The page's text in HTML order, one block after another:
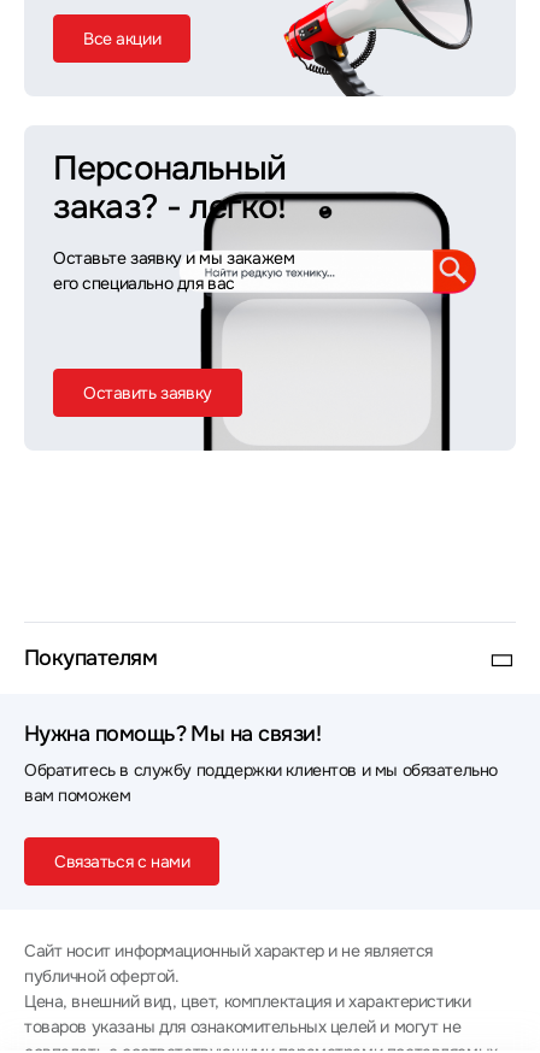
Все акции
Персональный
заказ? - легко!
Оставьте заявку и мы закажем
его специально для вас
Оставить заявку
Покупателям
Нужна помощь? Мы на связи!
Обратитесь в службу поддержки клиентов и мы обязательно
вам поможем
Связаться с нами
Сайт носит информационный характер и не является
публичной офертой.
Цена, внешний вид, цвет, комплектация и характеристики
товаров указаны для ознакомительных целей и могут не